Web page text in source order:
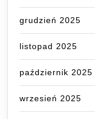
grudzień 2025
listopad 2025
październik 2025
wrzesień 2025